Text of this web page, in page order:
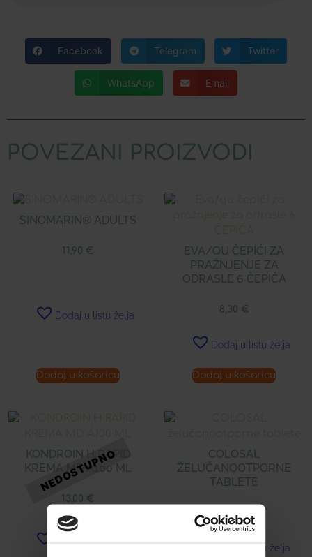
Facebook Telegram Twitter
WhatsApp Email
POVEZANI PROIZVODI
SINOMARIN® ADULTS
11,90 €
Dodaj u listu želja
Dodaj u košaricu
EVA/QU ČEPIĆI ZA
PRAŽNJENJE ZA
ODRASLE 6 ČEPIĆA
8,30 €
Dodaj u listu želja
Dodaj u košaricu
KONDROIN H RAPID
KREMA MD Á100 ML
13,00 €
COLOSAL
ŽELUČANOOTPORNE
TABLETE
23,98
Dodaj u listu želja